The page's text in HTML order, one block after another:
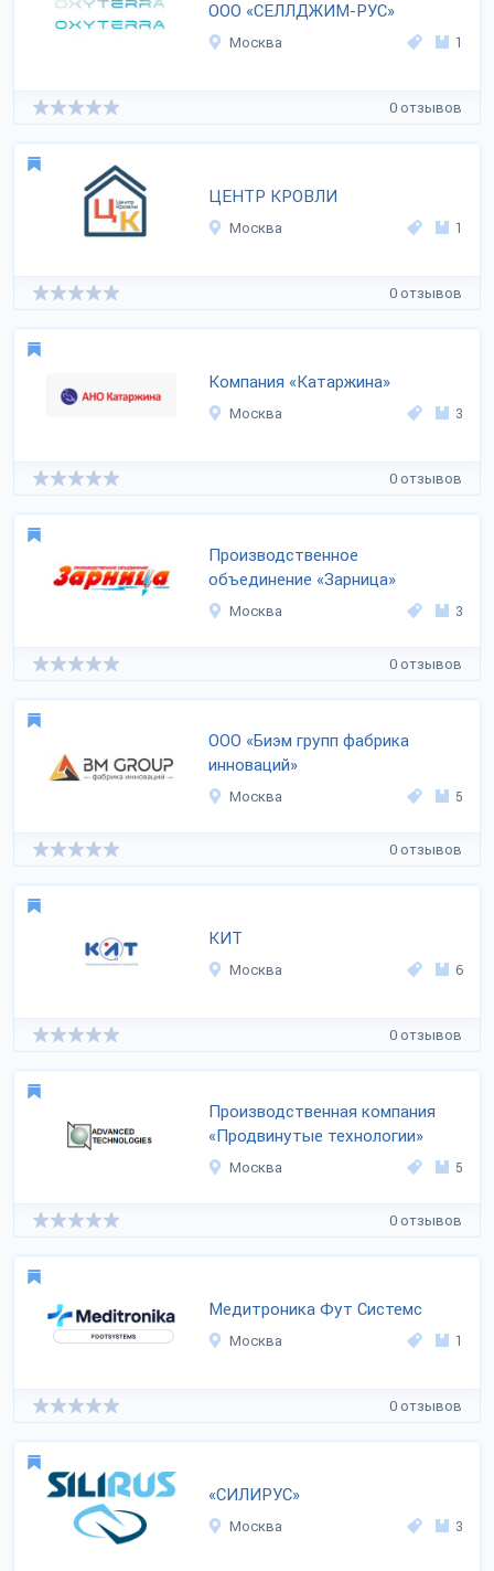
ООО «СЕЛЛДЖИМ-РУС»
Москва 1
0 отзывов
ЦЕНТР КРОВЛИ
Москва 1
0 отзывов
Компания «Катаржина»
Москва 3
0 отзывов
Производственное
объединение «Зарница»
Москва 3
0 отзывов
ООО «Биэм групп фабрика
инноваций»
Москва 5
0 отзывов
КИТ
Москва 6
0 отзывов
Производственная компания
«Продвинутые технологии»
Москва 5
0 отзывов
Медитроника Фут Системс
Москва 1
0 отзывов
«СИЛИРУС»
Москва 3